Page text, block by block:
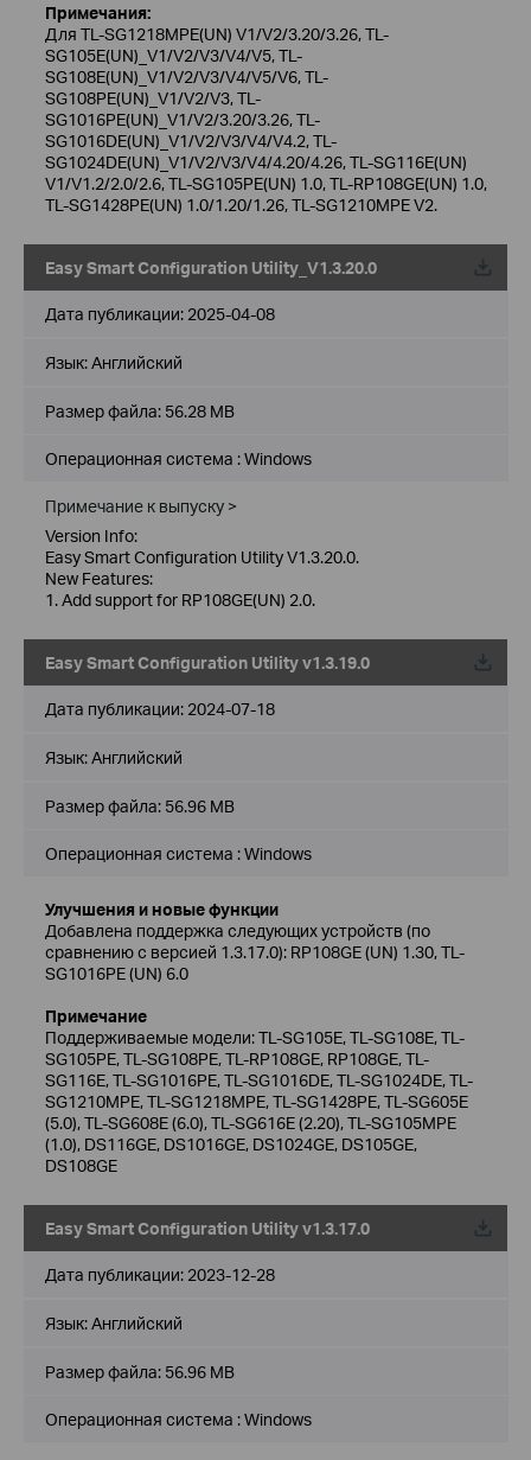
Примечания:
Для TL-SG1218MPE(UN) V1/V2/3.20/3.26, TL-
SG105E(UN)_V1/V2/V3/V4/V5, TL-
SG108E(UN)_V1/V2/V3/V4/V5/V6, TL-
SG108PE(UN)_V1/V2/V3, TL-
SG1016PE(UN)_V1/V2/3.20/3.26, TL-
SG1016DE(UN)_V1/V2/V3/V4/V4.2, TL-
SG1024DE(UN)_V1/V2/V3/V4/4.20/4.26, TL-SG116E(UN)
V1/V1.2/2.0/2.6, TL-SG105PE(UN) 1.0, TL-RP108GE(UN) 1.0,
TL-SG1428PE(UN) 1.0/1.20/1.26, TL-SG1210MPE V2.
Easy Smart Configuration Utility_V1.3.20.0
Дата публикации: 2025-04-08
Язык:Английский
Размер файла: 56.28 MB
Операционная система : Windows
Примечание к выпуску >
Version Info:
Easy Smart Configuration Utility V1.3.20.0.
New Features:
1. Add support for RP108GE(UN) 2.0.
Easy Smart Configuration Utility v1.3.19.0
Дата публикации: 2024-07-18
Язык:Английский
Размер файла: 56.96 MB
Операционная система : Windows
Улучшения и новые функции
Добавлена поддержка следующих устройств (по
сравнению с версией 1.3.17.0): RP108GE (UN) 1.30, TL-
SG1016PE (UN) 6.0
Примечание
Поддерживаемые модели: TL-SG105E, TL-SG108E, TL-
SG105PE, TL-SG108PE, TL-RP108GE, RP108GE, TL-
SG116E, TL-SG1016PE, TL-SG1016DE, TL-SG1024DE, TL-
SG1210MPE, TL-SG1218MPE, TL-SG1428PE, TL-SG605E
(5.0), TL-SG608E (6.0), TL-SG616E (2.20), TL-SG105MPE
(1.0), DS116GE, DS1016GE, DS1024GE, DS105GE,
DS108GE
Easy Smart Configuration Utility v1.3.17.0
Дата публикации: 2023-12-28
Язык:Английский
Размер файла: 56.96 MB
Операционная система : Windows